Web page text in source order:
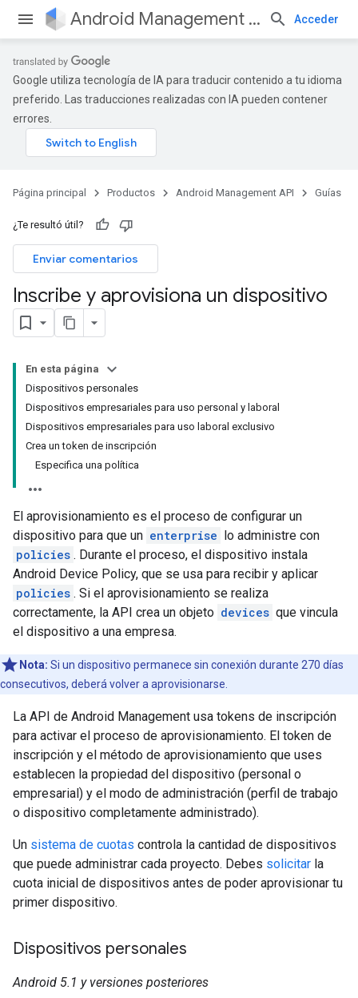
Android Management API Acceder
Google utiliza tecnología de IA para traducir contenido a tu idioma
preferido. Las traducciones realizadas con IA pueden contener
errores.
Página principal Productos Android Management API Guías
¿Te resultó útil?
Enviar comentarios
Inscribe y aprovisiona un dispositivo
En esta página
Dispositivos personales
Dispositivos empresariales para uso personal y laboral
Dispositivos empresariales para uso laboral exclusivo
Crea un token de inscripción
Especifica una política
El aprovisionamiento es el proceso de configurar un
dispositivo para que un enterprise lo administre con
policies . Durante el proceso, el dispositivo instala
Android Device Policy, que se usa para recibir y aplicar
policies . Si el aprovisionamiento se realiza
correctamente, la API crea un objeto devices que vincula
el dispositivo a una empresa.
Nota: Si un dispositivo permanece sin conexión durante 270 días
consecutivos, deberá volver a aprovisionarse.
La API de Android Management usa tokens de inscripción
para activar el proceso de aprovisionamiento. El token de
inscripción y el método de aprovisionamiento que uses
establecen la propiedad del dispositivo (personal o
empresarial) y el modo de administración (perfil de trabajo
o dispositivo completamente administrado).
Un sistema de cuotas controla la cantidad de dispositivos
que puede administrar cada proyecto. Debes solicitar la
cuota inicial de dispositivos antes de poder aprovisionar tu
primer dispositivo.
Dispositivos personales
Android 5.1 y versiones posteriores